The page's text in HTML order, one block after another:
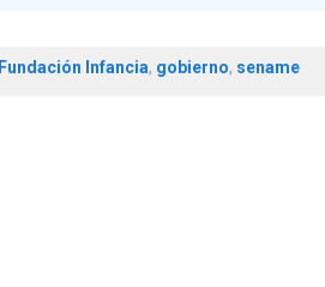
Fundación Infancia, gobierno, sename